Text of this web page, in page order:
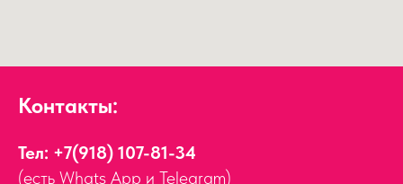
Контакты:
Тел: +7(918) 107-81-34
(есть Whats App и Telegram)